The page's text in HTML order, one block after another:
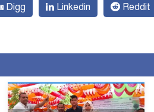
Digg Linkedin Reddit